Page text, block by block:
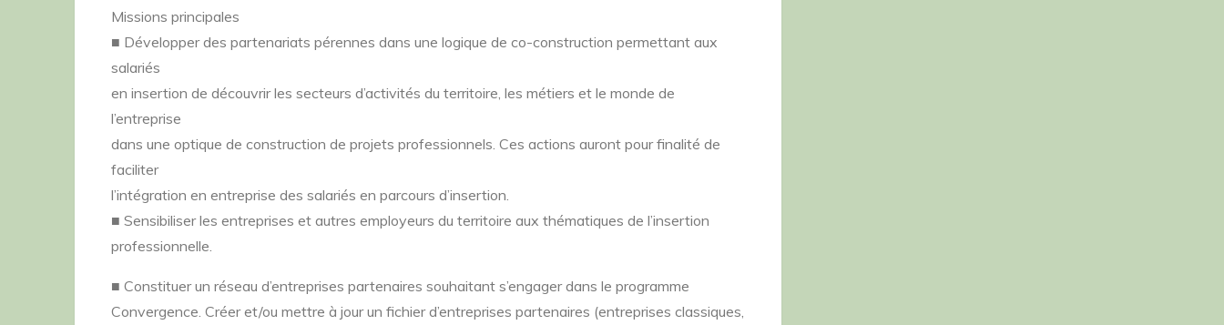
Missions principales
■ Développer des partenariats pérennes dans une logique de co-construction permettant aux
salariés
en insertion de découvrir les secteurs d’activités du territoire, les métiers et le monde de
l’entreprise
dans une optique de construction de projets professionnels. Ces actions auront pour finalité de
faciliter
l’intégration en entreprise des salariés en parcours d’insertion.
■ Sensibiliser les entreprises et autres employeurs du territoire aux thématiques de l’insertion
professionnelle.
■ Constituer un réseau d’entreprises partenaires souhaitant s’engager dans le programme
Convergence. Créer et/ou mettre à jour un fichier d’entreprises partenaires (entreprises classiques,